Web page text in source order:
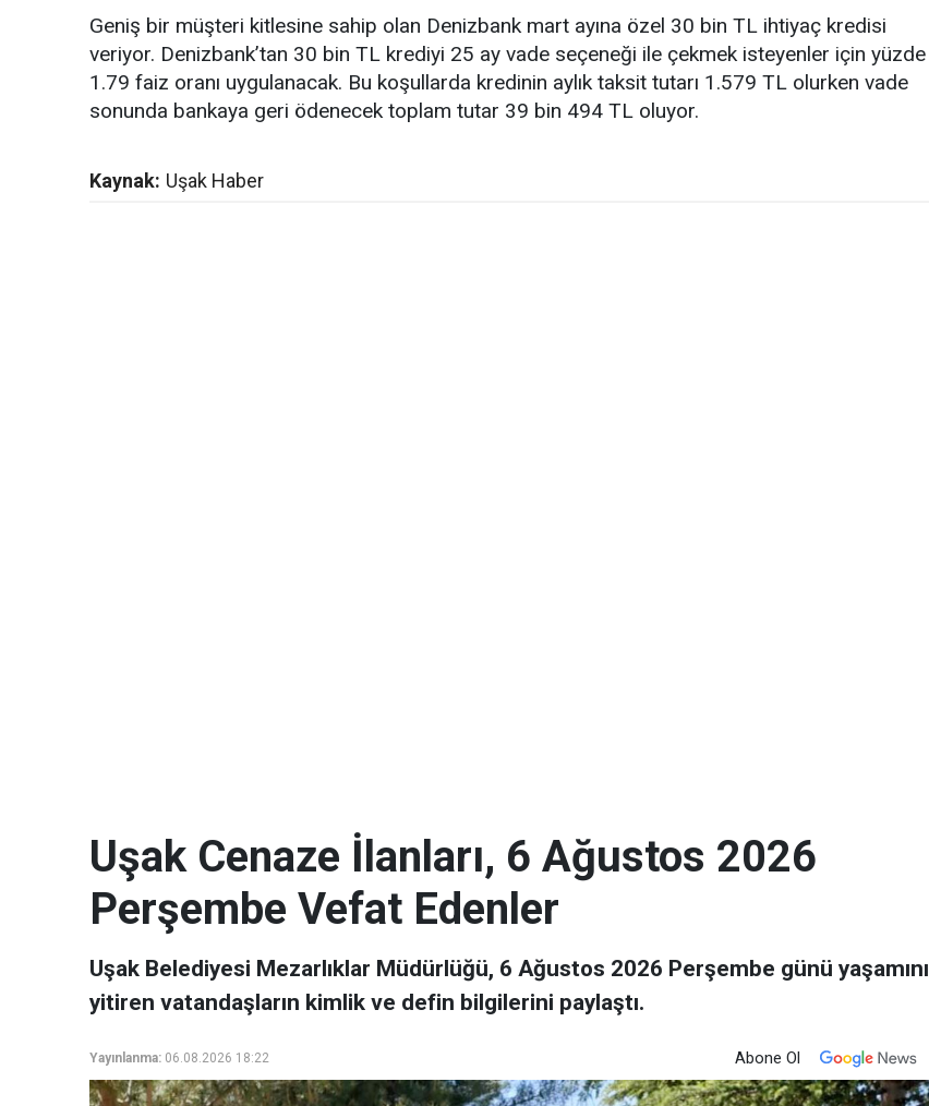
Geniş bir müşteri kitlesine sahip olan Denizbank mart ayına özel 30 bin TL ihtiyaç kredisi
veriyor. Denizbank’tan 30 bin TL krediyi 25 ay vade seçeneği ile çekmek isteyenler için yüzde
1.79 faiz oranı uygulanacak. Bu koşullarda kredinin aylık taksit tutarı 1.579 TL olurken vade
sonunda bankaya geri ödenecek toplam tutar 39 bin 494 TL oluyor.
Kaynak: Uşak Haber
Uşak Cenaze İlanları, 6 Ağustos 2026
Perşembe Vefat Edenler
Uşak Belediyesi Mezarlıklar Müdürlüğü, 6 Ağustos 2026 Perşembe günü yaşamını
yitiren vatandaşların kimlik ve defin bilgilerini paylaştı.
Yayınlanma: 06.08.2026 18:22 Abone Ol